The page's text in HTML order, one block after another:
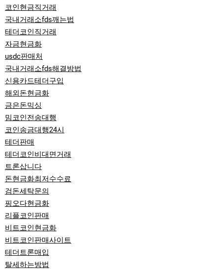
코인현금직거래
국내거래소fds깨는법
테더코인직거래
자금현금화
usdc판매처
국내거래소fds해결방법
신용카드테더구입
해외돈현금화
금은돈믹싱
밈코인전송대행
코인송금대행24시
테더판매
테더코인비대면거래
트론삽니다
돈현금화최저수수료
검돈세탁문의
핑오다현금화
리플코인판매
비트코인현금화
비트코인판매사이트
테더트론매입
탈세하는방법